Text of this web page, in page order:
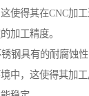
使得其在CNC加
加工精度。
钢具有的耐腐蚀
中，这使得其加